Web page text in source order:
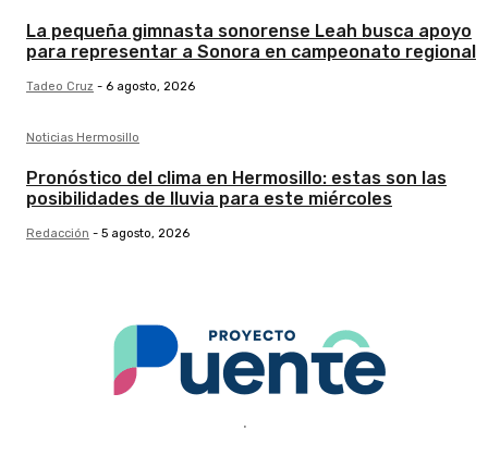
La pequeña gimnasta sonorense Leah busca apoyo
para representar a Sonora en campeonato regional
Tadeo Cruz - 6 agosto, 2026
Noticias Hermosillo
Pronóstico del clima en Hermosillo: estas son las
posibilidades de lluvia para este miércoles
Redacción - 5 agosto, 2026
.